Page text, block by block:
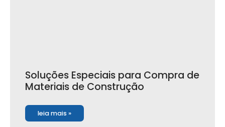
Soluções Especiais para Compra de
Materiais de Construção
leia mais »